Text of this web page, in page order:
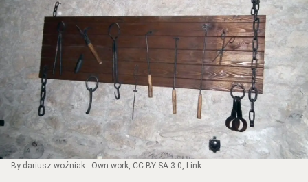
By dariusz woźniak - Own work, CC BY-SA 3.0, Link